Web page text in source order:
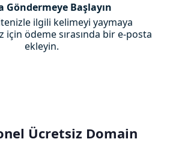
Göndermeye Başlayın
ilgili kelimeyi yaymaya
için ödeme sırasında bir e-posta
ekleyin.
Ücretsiz Domain